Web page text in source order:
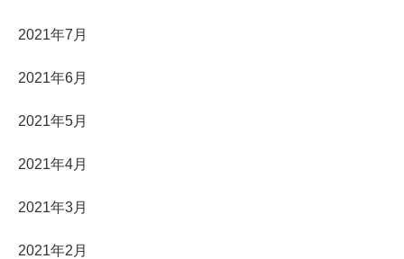
2021年7月
2021年6月
2021年5月
2021年4月
2021年3月
2021年2月